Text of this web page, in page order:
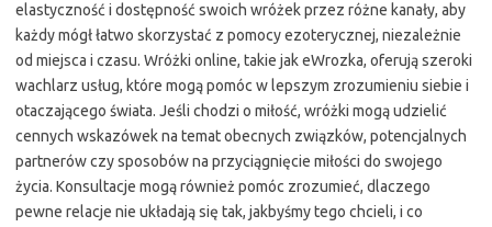
elastyczność i dostępność swoich wróżek przez różne kanały, aby
każdy mógł łatwo skorzystać z pomocy ezoterycznej, niezależnie
od miejsca i czasu. Wróżki online, takie jak eWrozka, oferują szeroki
wachlarz usług, które mogą pomóc w lepszym zrozumieniu siebie i
otaczającego świata. Jeśli chodzi o miłość, wróżki mogą udzielić
cennych wskazówek na temat obecnych związków, potencjalnych
partnerów czy sposobów na przyciągnięcie miłości do swojego
życia. Konsultacje mogą również pomóc zrozumieć, dlaczego
pewne relacje nie układają się tak, jakbyśmy tego chcieli, i co